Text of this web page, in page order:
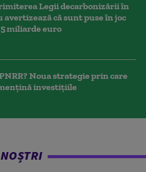
Legii decarbonizării în
că sunt puse în joc
miliarde euro
Noua strategie prin care
investițiile